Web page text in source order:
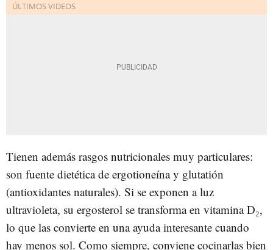
Tienen además rasgos nutricionales muy particulares:
son fuente dietética de ergotioneína y glutatión
(antioxidantes naturales). Si se exponen a luz
ultravioleta, su ergosterol se transforma en vitamina D₂,
lo que las convierte en una ayuda interesante cuando
hay menos sol. Como siempre, conviene cocinarlas bien